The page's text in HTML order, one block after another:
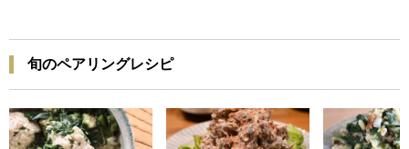
旬のペアリングレシピ